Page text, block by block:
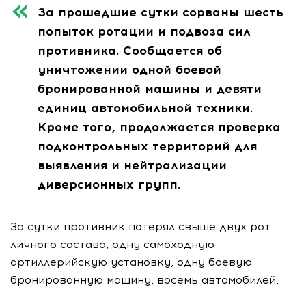
За прошедшие сутки сорваны шесть
попыток ротации и подвоза сил
противника. Сообщается об
уничтожении одной боевой
бронированной машины и девяти
единиц автомобильной техники.
Кроме того, продолжается проверка
подконтрольных территорий для
выявления и нейтрализации
диверсионных групп.
За сутки противник потерял свыше двух рот
личного состава, одну самоходную
артиллерийскую установку, одну боевую
бронированную машину, восемь автомобилей,